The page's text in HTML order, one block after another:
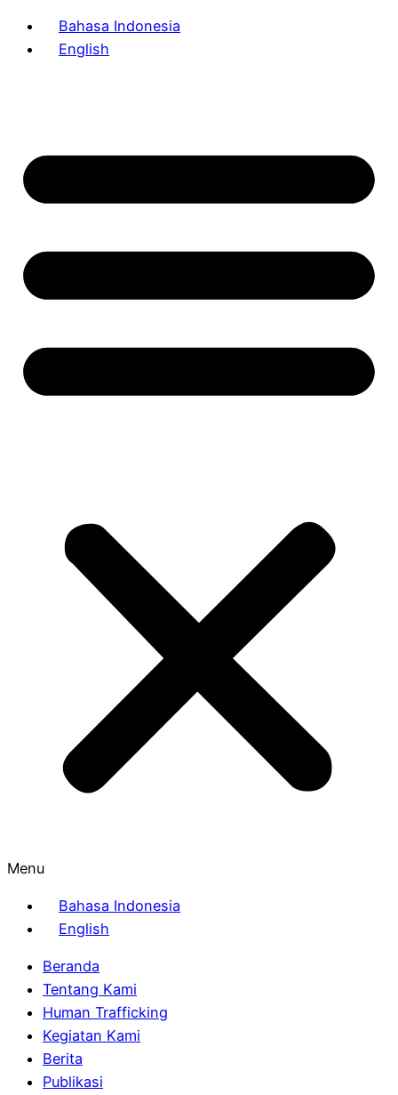
Bahasa Indonesia
English
Menu
Bahasa Indonesia
English
Beranda
Tentang Kami
Human Trafficking
Kegiatan Kami
Berita
Publikasi